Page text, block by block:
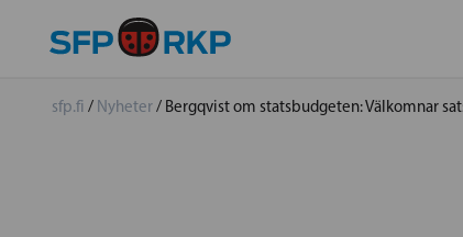
sfp.fi / Nyheter/ Bergqvist om statsbudgeten: Välkomnar